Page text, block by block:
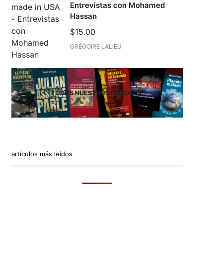
Entrevistas con Mohamed
Hassan
$15.00
GRÉGOIRE LALIEU
TODOS NUESTROS LIBROS
artículos más leídos